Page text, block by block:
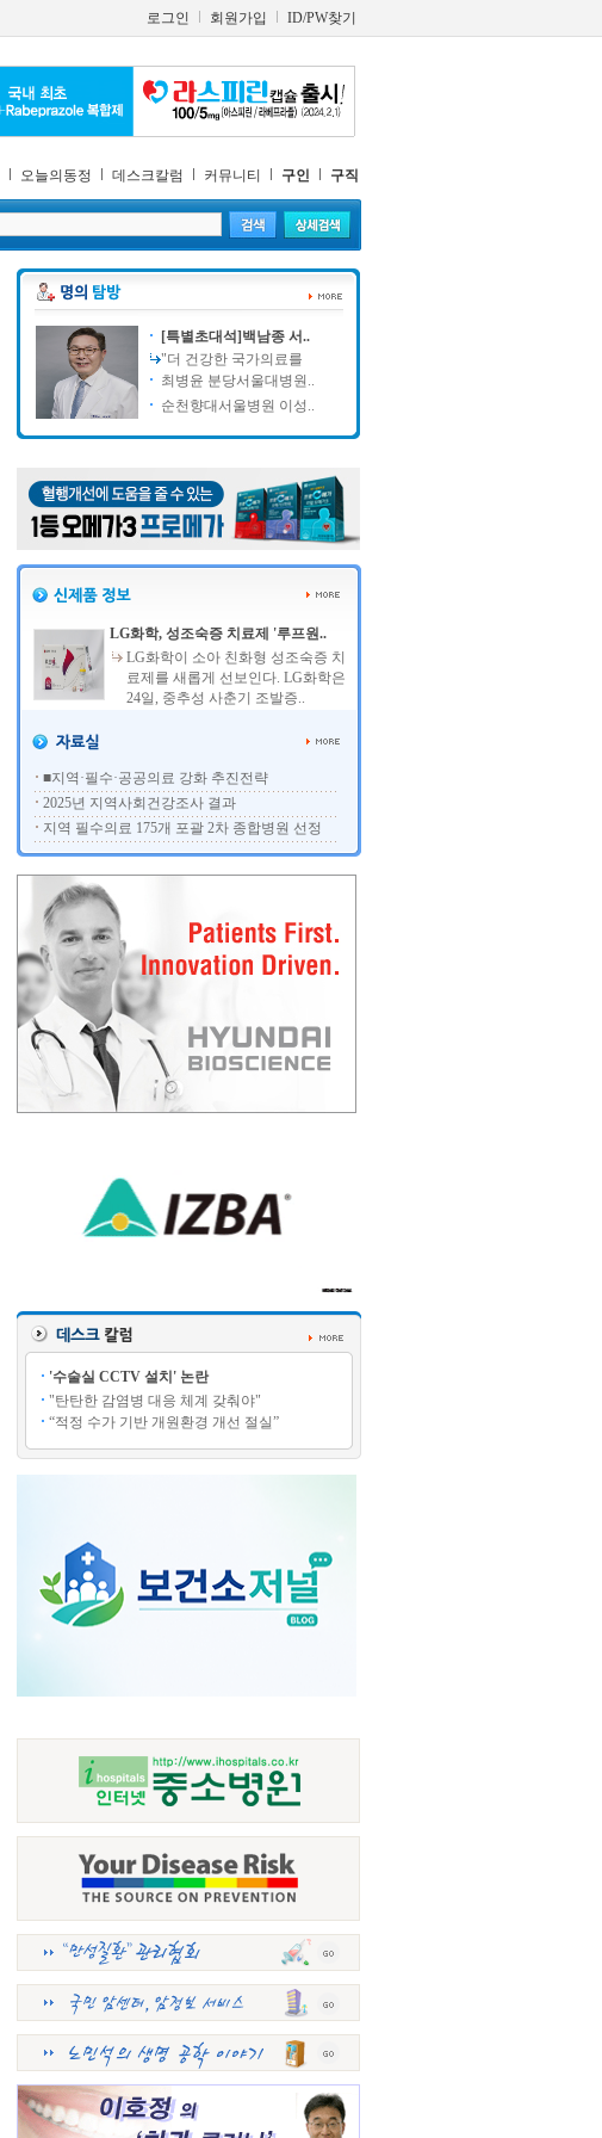
로그인 회원가입 ID/PW찾기
오늘의동정 데스크칼럼 커뮤니티 구인 구직
[특별초대석]백남종 서..
"더 건강한 국가의료를
최병윤 분당서울대병원..
순천향대서울병원 이성..
LG화학, 성조숙증 치료제 '루프원..
LG화학이 소아 친화형 성조숙증 치
료제를 새롭게 선보인다. LG화학은
24일, 중추성 사춘기 조발증..
■지역·필수·공공의료 강화 추진전략
2025년 지역사회건강조사 결과
지역 필수의료 175개 포괄 2차 종합병원 선정
'수술실 CCTV 설치' 논란
"탄탄한 감염병 대응 체계 갖춰야"
“적정 수가 기반 개원환경 개선 절실”